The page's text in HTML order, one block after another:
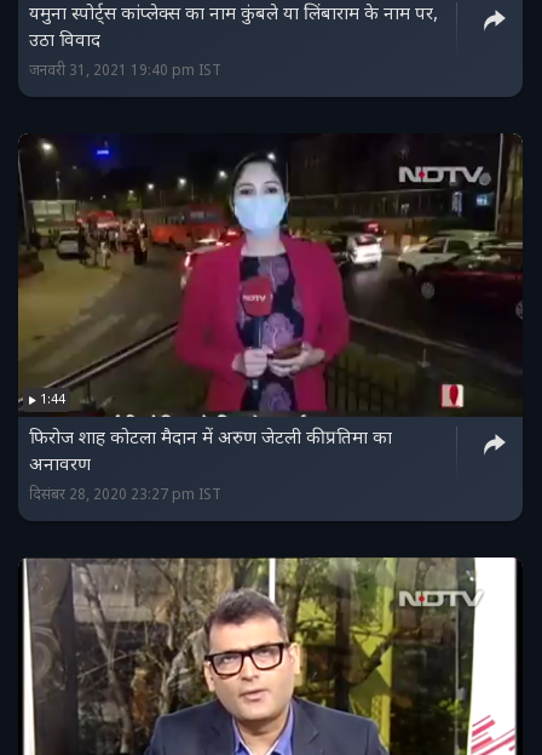
यमुना स्पोर्ट्स कांप्लेक्स का नाम कुंबले या लिंबाराम के नाम पर,
उठा विवाद
जनवरी 31, 2021 19:40 pm IST
1:44
फिरोज शाह कोटला मैदान में अरुण जेटली की प्रतिमा का
अनावरण
दिसंबर 28, 2020 23:27 pm IST